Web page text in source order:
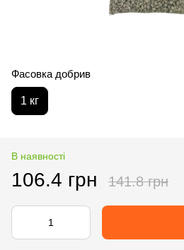
Фасовка добрив
1 кг
В наявності
106.4 грн 141.8 грн